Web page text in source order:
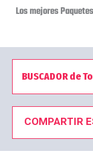
Los mejores
BUSCADOR de
COMPARTIR